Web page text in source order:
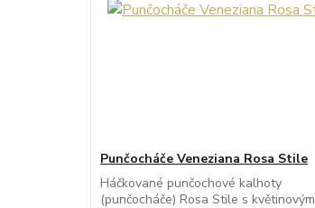
Punčocháče Veneziana Rosa Stile
Háčkované punčochové kalhoty
(punčocháče) Rosa Stile s květinovým